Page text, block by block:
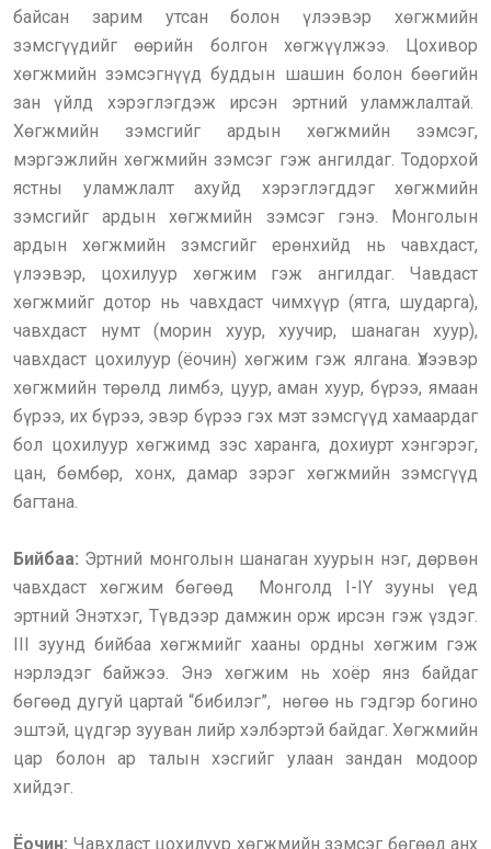
байсан зарим утсан болон үлээвэр хөгжмийн
зэмсгүүдийг өөрийн болгон хөгжүүлжээ. Цохивор
хөгжмийн зэмсэгнүүд буддын шашин болон бөөгийн
зан үйлд хэрэглэгдэж ирсэн эртний уламжлалтай.
Хөгжмийн зэмсгийг ардын хөгжмийн зэмсэг,
мэргэжлийн хөгжмийн зэмсэг гэж ангилдаг. Тодорхой
ястны уламжлалт ахуйд хэрэглэгддэг хөгжмийн
зэмсгийг ардын хөгжмийн зэмсэг гэнэ. Монголын
ардын хөгжмийн зэмсгийг ерөнхийд нь чавхдаст,
үлээвэр, цохилуур хөгжим гэж ангилдаг. Чавдаст
хөгжмийг дотор нь чавхдаст чимхүүр (ятга, шударга),
чавхдаст нумт (морин хуур, хуучир, шанаган хуур),
чавхдаст цохилуур (ёочин) хөгжим гэж ялгана. Үлээвэр
хөгжмийн төрөлд лимбэ, цуур, аман хуур, бүрээ, ямаан
бүрээ, их бүрээ, эвэр бүрээ гэх мэт зэмсгүүд хамаардаг
бол цохилуур хөгжимд зэс харанга, дохиурт хэнгэрэг,
цан, бөмбөр, хонх, дамар зэрэг хөгжмийн зэмсгүүд
багтана.
Бийбаа: Эртний монголын шанаган хуурын нэг, дөрвөн
чавхдаст хөгжим бөгөөд Монголд I-IY зууны үед
эртний Энэтхэг, Түвдээр дамжин орж ирсэн гэж үздэг.
III зуунд бийбаа хөгжмийг хааны ордны хөгжим гэж
нэрлэдэг байжээ. Энэ хөгжим нь хоёр янз байдаг
бөгөөд дугуй цартай “бибилэг”, нөгөө нь гэдгэр богино
эштэй, цүдгэр зууван лийр хэлбэртэй байдаг. Хөгжмийн
цар болон ар талын хэсгийг улаан зандан модоор
хийдэг.
Ёочин: Чавхдаст цохилуур хөгжмийн зэмсэг бөгөөд анх